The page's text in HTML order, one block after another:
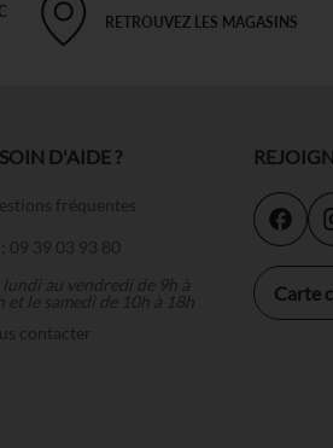
RETROUVEZ LES MAGASINS
D'AIDE ?
fréquentes
: 09 39 03 93 80
lundi au vendredi de 9h à
et le samedi de 10h à 18h
contacter
Carte